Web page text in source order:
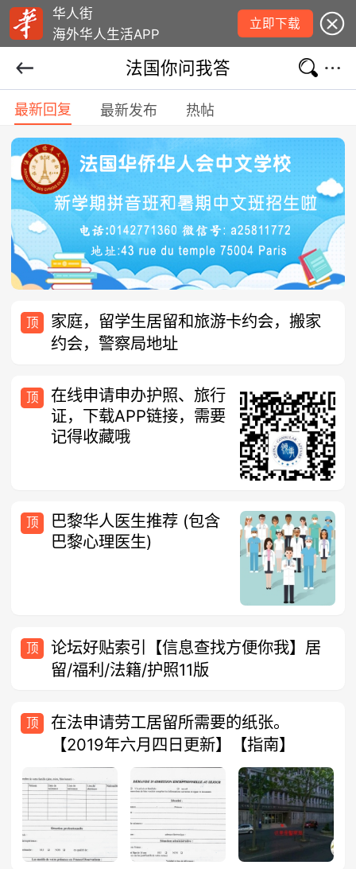
华人街
海外华人生活APP
立即下载
法国你问我答
最新回复 最新发布 热帖
顶
家庭，留学生居留和旅游卡约会，搬家
约会，警察局地址
顶
在线申请申办护照、旅行
证，下载APP链接，需要
记得收藏哦
顶
巴黎华人医生推荐 (包含
巴黎心理医生)
顶
论坛好贴索引【信息查找方便你我】居
留/福利/法籍/护照11版
顶
在法申请劳工居留所需要的纸张。
【2019年六月四日更新】【指南】